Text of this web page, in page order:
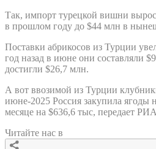
Так, импорт турецкой вишни
в прошлом году до $44 млн в
Поставки абрикосов из Турции
год назад в июне они составляли
достигли $26,7 млн.
А вот ввозимой из Турции
июне-2025 Россия закупила ягоды
месяце на $636,6 тыс, передает
Читайте нас в